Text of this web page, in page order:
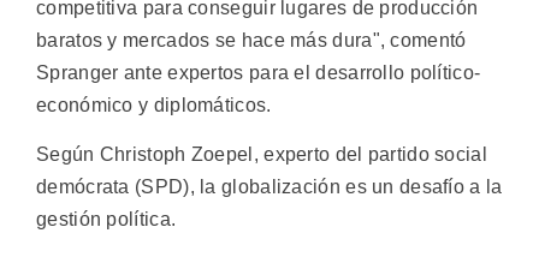
competitiva para conseguir lugares de producción
baratos y mercados se hace más dura", comentó
Spranger ante expertos para el desarrollo político-
económico y diplomáticos.
Según Christoph Zoepel, experto del partido social
demócrata (SPD), la globalización es un desafío a la
gestión política.